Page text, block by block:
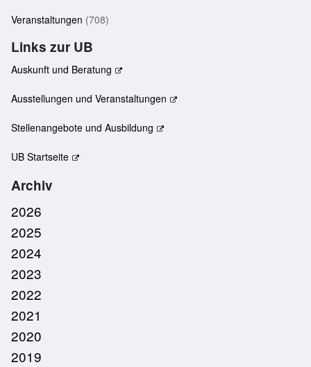
Veranstaltungen (708)
Links zur UB
Auskunft und Beratung
Ausstellungen und Veranstaltungen
Stellenangebote und Ausbildung
UB Startseite
Archiv
2026
2025
2024
2023
2022
2021
2020
2019